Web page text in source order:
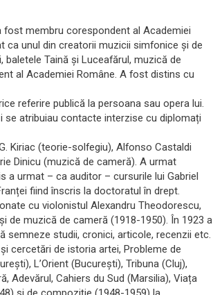
fost membru corespondent al Academiei
ca unul din creatorii muzicii simfonice și de
Taină și Luceafărul, muzică de
al Academiei Române. A fost distins cu
referire publică la persoana sau opera lui.
se atribuiau contacte interzise cu diplomați
Kiriac (teorie-solfegiu), Alfonso Castaldi
Dinicu (muzică de cameră). A urmat
a urmat – ca auditor – cursurile lui Gabriel
fiind înscris la doctoratul în drept.
cu violonistul Alexandru Theodorescu,
muzică de cameră (1918-1950). În 1923 a
studii, cronici, articole, recenzii etc.
cercetări de istoria artei, Probleme de
L’Orient (București), Tribuna (Cluj),
Adevărul, Cahiers du Sud (Marsilia), Viața